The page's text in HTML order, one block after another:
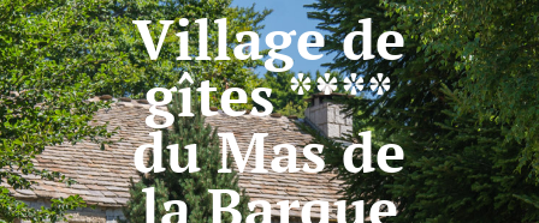
Village de
gîtes ****
du Mas de
la Barque